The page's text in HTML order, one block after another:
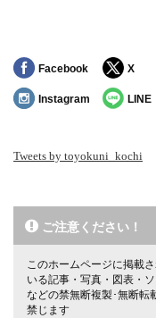
Facebook X
Instagram LINE
Tweets by toyokuni_kochi
ご注意ください！
このホームページに掲載
いる記事・写真・図表・
などの禁無断複製･無断転
禁じます